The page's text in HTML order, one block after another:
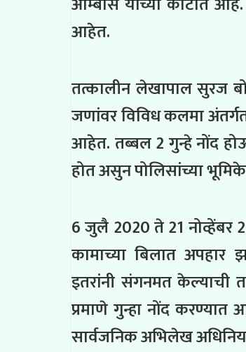
आहेत.
तत्कालीन लेखापाल सुरज
जणांवर विविध कलमा
आहेत. तब्बल 2 गुन्हे नोंद
होत असुन पोलिसांच्या
6 जुलै 2020 ते 21 नोव्हेंबर
कामाच्या बिलात अपहार
इतरांनी संगनमत केल्याची
प्रमाणे गुन्हा नोंद
सार्वजनिक अभिलेख